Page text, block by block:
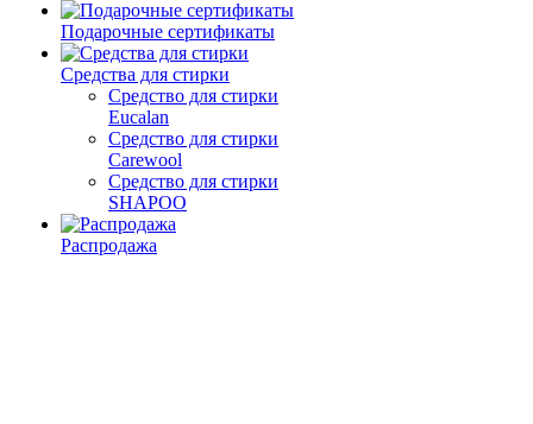
Подарочные сертификаты
Средства для стирки
Средство для стирки
Eucalan
Средство для стирки
Carewool
Средство для стирки
SHAPOO
Распродажа